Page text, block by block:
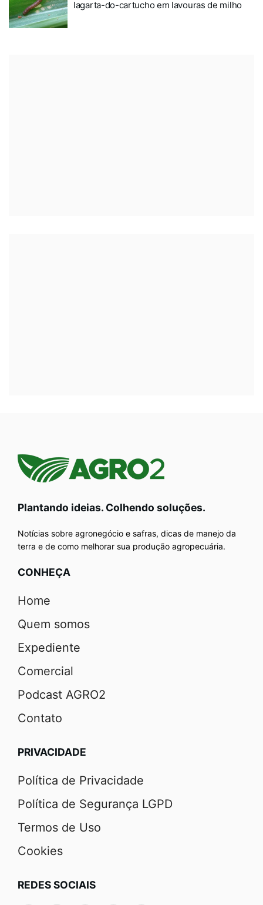
lagarta-do-cartucho em lavouras de milho
Plantando ideias. Colhendo soluções.
Notícias sobre agronegócio e safras, dicas de manejo da
terra e de como melhorar sua produção agropecuária.
CONHEÇA
Home
Quem somos
Expediente
Comercial
Podcast AGRO2
Contato
PRIVACIDADE
Política de Privacidade
Política de Segurança LGPD
Termos de Uso
Cookies
REDES SOCIAIS